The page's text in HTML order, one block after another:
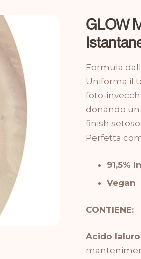
GLOW
Formula
Uniforma il
foto-
donando un
finish
Perfetta
91,5%
Vegan
CONTIENE:
Acido